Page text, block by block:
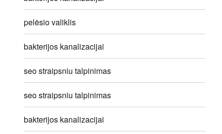
pelėsio valiklis
bakterijos kanalizacijai
seo straipsniu talpinimas
seo straipsniu talpinimas
bakterijos kanalizacijai